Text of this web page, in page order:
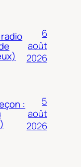
6
août
2026
:
5
août
2026